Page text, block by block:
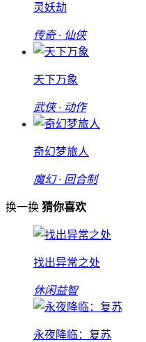
灵妖劫
传奇 · 仙侠
天下万象
武侠 · 动作
奇幻梦旅人
魔幻 · 回合制
换一换 猜你喜欢
找出异常之处
休闲益智
永夜降临：复苏